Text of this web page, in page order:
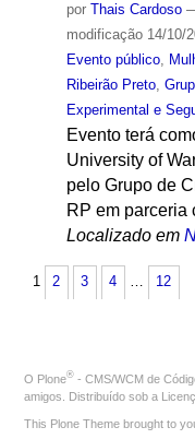
por Thais Cardoso
modificação14/10/
Evento público,
Ribeirão Preto,
Experimental e
Evento terá
University of
pelo Grupo de
RP em parceria
Localizado em
1 2 3 4 … 12
O Plone® - CMS/WCM de
amigos. Distribuído sob a
This Plone Theme brought to